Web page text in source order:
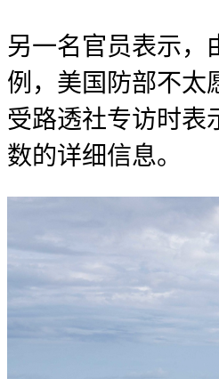
另一名官员表示，
例，美国防部不太
受路透社专访时表
数的详细信息。